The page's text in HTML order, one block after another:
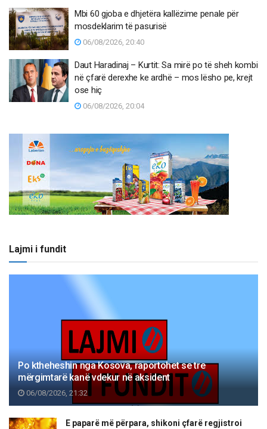
Mbi 60 gjoba e dhjetëra kallëzime penale për
mosdeklarim të pasurisë
06/08/2026, 20:40
Daut Haradinaj – Kurtit: Sa mirë po të sheh kombi
në çfarë derexhe ke ardhë – mos lësho pe, krejt
ose hiç
06/08/2026, 20:04
Lajmi i fundit
Po ktheheshin nga Kosova, raportohet se tre
mërgimtarë kanë vdekur në aksident
06/08/2026, 21:32
E paparë më përpara, shikoni çfarë regjistroi